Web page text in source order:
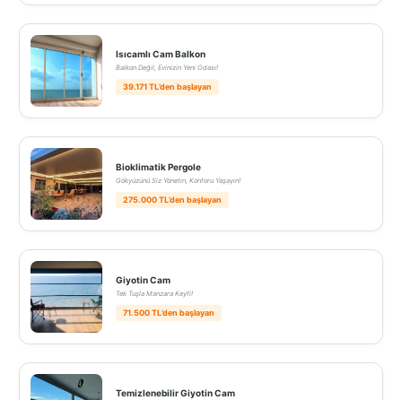
Isıcamlı Cam Balkon
Balkon Değil, Evinizin Yeni Odası!
39.171 TL’den başlayan
Bioklimatik Pergole
Gökyüzünü Siz Yönetin, Konforu Yaşayın!
275.000 TL’den başlayan
Giyotin Cam
Tek Tuşla Manzara Keyfi!
71.500 TL’den başlayan
Temizlenebilir Giyotin Cam